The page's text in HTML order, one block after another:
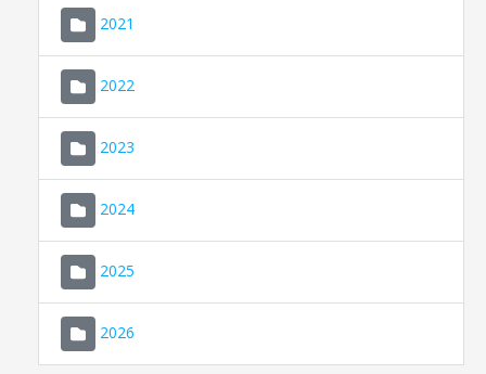
2021
2022
2023
2024
2025
2026